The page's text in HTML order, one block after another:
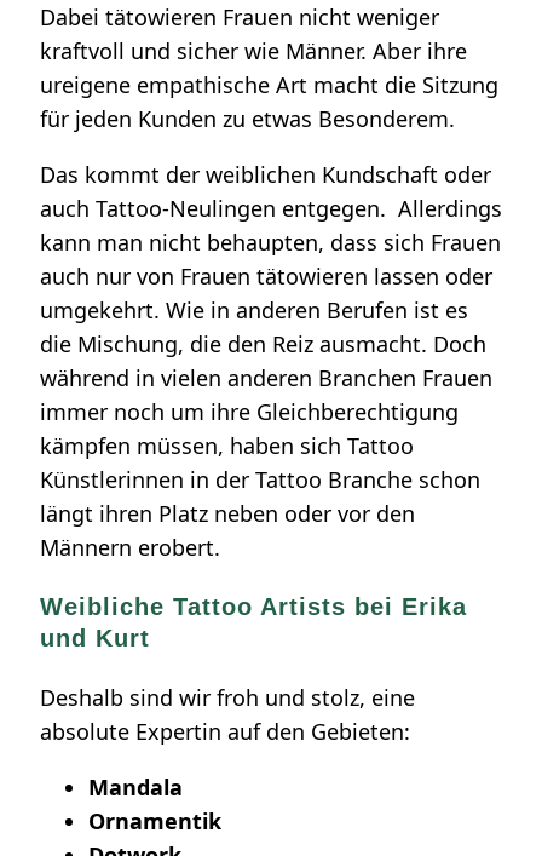
Dabei tätowieren Frauen nicht weniger
kraftvoll und sicher wie Männer. Aber ihre
ureigene empathische Art macht die Sitzung
für jeden Kunden zu etwas Besonderem.
Das kommt der weiblichen Kundschaft oder
auch Tattoo-Neulingen entgegen. Allerdings
kann man nicht behaupten, dass sich Frauen
auch nur von Frauen tätowieren lassen oder
umgekehrt. Wie in anderen Berufen ist es
die Mischung, die den Reiz ausmacht. Doch
während in vielen anderen Branchen Frauen
immer noch um ihre Gleichberechtigung
kämpfen müssen, haben sich Tattoo
Künstlerinnen in der Tattoo Branche schon
längt ihren Platz neben oder vor den
Männern erobert.
Weibliche Tattoo Artists bei Erika
und Kurt
Deshalb sind wir froh und stolz, eine
absolute Expertin auf den Gebieten:
Mandala
Ornamentik